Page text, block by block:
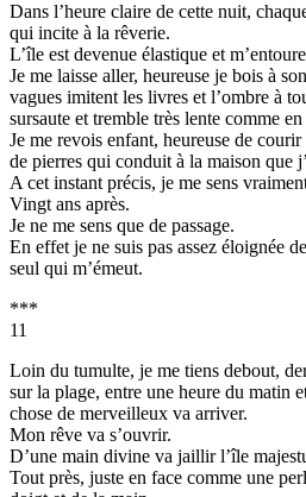
Dans l’heure claire de cette nuit,
qui incite à la rêverie.
L’île est devenue élastique et
Je me laisse aller, heureuse je bois à
vagues imitent les livres et l’ombre à
sursaute et tremble très lente comme
Je me revois enfant, heureuse de
de pierres qui conduit à la maison que
A cet instant précis, je me sens
Vingt ans après.
Je ne me sens que de passage.
En effet je ne suis pas assez éloignée
seul qui m’émeut.
***
11
Loin du tumulte, je me tiens debout,
sur la plage, entre une heure du matin
chose de merveilleux va arriver.
Mon rêve va s’ouvrir.
D’une main divine va jaillir l’île
Tout près, juste en face comme une